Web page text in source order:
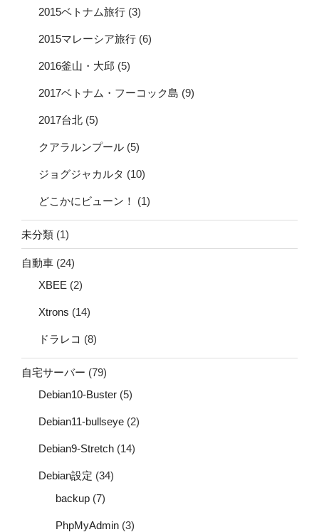
2015ベトナム旅行 (3)
2015マレーシア旅行 (6)
2016釜山・大邱 (5)
2017ベトナム・フーコック島 (9)
2017台北 (5)
クアラルンプール (5)
ジョグジャカルタ (10)
どこかにビューン！ (1)
未分類 (1)
自動車 (24)
XBEE (2)
Xtrons (14)
ドラレコ (8)
自宅サーバー (79)
Debian10-Buster (5)
Debian11-bullseye (2)
Debian9-Stretch (14)
Debian設定 (34)
backup (7)
PhpMyAdmin (3)